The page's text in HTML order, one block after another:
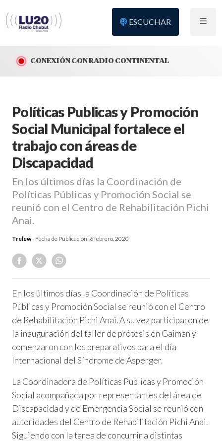
ESCUCHAR
CONEXIÓN CON RADIO CONTINENTAL
Políticas Publicas y Promoción
Social Municipal fortalece el
trabajo con áreas de
Discapacidad
En los últimos días la Coordinación de
Políticas Públicas y Promoción Social se
reunió con el Centro de Rehabilitación Pichi
Anai.
Trelew- Fecha de Publicación: 6 febrero, 2020
En los últimos días la Coordinación de Políticas
Públicas y Promoción Social se reunió con el Centro
de Rehabilitación Pichi Anai. A su vez participaron de
la inauguración del taller de prótesis en Gaiman y
comenzaron con los preparativos para el día
Internacional del Síndrome de Asperger.
La Coordinadora de Políticas Publicas y Promoción
Social acompañada por representantes del área de
Discapacidad y de Emergencia Social se reunió con
autoridades del Centro de Rehabilitación Pichi Anai.
Siguiendo con la tarea de concurrir a distintas